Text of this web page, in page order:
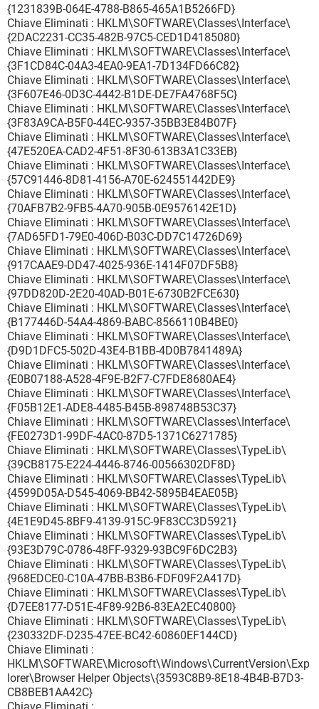
{1231839B-064E-4788-B865-465A1B5266FD}
Chiave Eliminati : HKLM\SOFTWARE\Classes\Interface\
{2DAC2231-CC35-482B-97C5-CED1D4185080}
Chiave Eliminati : HKLM\SOFTWARE\Classes\Interface\
{3F1CD84C-04A3-4EA0-9EA1-7D134FD66C82}
Chiave Eliminati : HKLM\SOFTWARE\Classes\Interface\
{3F607E46-0D3C-4442-B1DE-DE7FA4768F5C}
Chiave Eliminati : HKLM\SOFTWARE\Classes\Interface\
{3F83A9CA-B5F0-44EC-9357-35BB3E84B07F}
Chiave Eliminati : HKLM\SOFTWARE\Classes\Interface\
{47E520EA-CAD2-4F51-8F30-613B3A1C33EB}
Chiave Eliminati : HKLM\SOFTWARE\Classes\Interface\
{57C91446-8D81-4156-A70E-624551442DE9}
Chiave Eliminati : HKLM\SOFTWARE\Classes\Interface\
{70AFB7B2-9FB5-4A70-905B-0E9576142E1D}
Chiave Eliminati : HKLM\SOFTWARE\Classes\Interface\
{7AD65FD1-79E0-406D-B03C-DD7C14726D69}
Chiave Eliminati : HKLM\SOFTWARE\Classes\Interface\
{917CAAE9-DD47-4025-936E-1414F07DF5B8}
Chiave Eliminati : HKLM\SOFTWARE\Classes\Interface\
{97DD820D-2E20-40AD-B01E-6730B2FCE630}
Chiave Eliminati : HKLM\SOFTWARE\Classes\Interface\
{B177446D-54A4-4869-BABC-8566110B4BE0}
Chiave Eliminati : HKLM\SOFTWARE\Classes\Interface\
{D9D1DFC5-502D-43E4-B1BB-4D0B7841489A}
Chiave Eliminati : HKLM\SOFTWARE\Classes\Interface\
{E0B07188-A528-4F9E-B2F7-C7FDE8680AE4}
Chiave Eliminati : HKLM\SOFTWARE\Classes\Interface\
{F05B12E1-ADE8-4485-B45B-898748B53C37}
Chiave Eliminati : HKLM\SOFTWARE\Classes\Interface\
{FE0273D1-99DF-4AC0-87D5-1371C6271785}
Chiave Eliminati : HKLM\SOFTWARE\Classes\TypeLib\
{39CB8175-E224-4446-8746-00566302DF8D}
Chiave Eliminati : HKLM\SOFTWARE\Classes\TypeLib\
{4599D05A-D545-4069-BB42-5895B4EAE05B}
Chiave Eliminati : HKLM\SOFTWARE\Classes\TypeLib\
{4E1E9D45-8BF9-4139-915C-9F83CC3D5921}
Chiave Eliminati : HKLM\SOFTWARE\Classes\TypeLib\
{93E3D79C-0786-48FF-9329-93BC9F6DC2B3}
Chiave Eliminati : HKLM\SOFTWARE\Classes\TypeLib\
{968EDCE0-C10A-47BB-B3B6-FDF09F2A417D}
Chiave Eliminati : HKLM\SOFTWARE\Classes\TypeLib\
{D7EE8177-D51E-4F89-92B6-83EA2EC40800}
Chiave Eliminati : HKLM\SOFTWARE\Classes\TypeLib\
{230332DF-D235-47EE-BC42-60860EF144CD}
Chiave Eliminati :
HKLM\SOFTWARE\Microsoft\Windows\CurrentVersion\Exp
lorer\Browser Helper Objects\{3593C8B9-8E18-4B4B-B7D3-
CB8BEB1AA42C}